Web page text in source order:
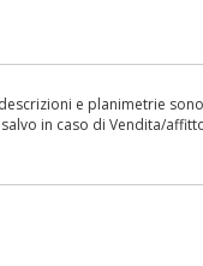
e planimetrie
in caso di Vendita/